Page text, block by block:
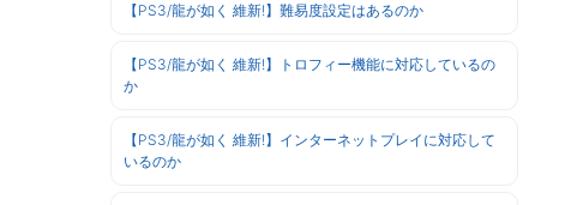
【PS3/龍が如く 維新!】難易度設定はあるのか
【PS3/龍が如く 維新!】トロフィー機能に対応しているの
か
【PS3/龍が如く 維新!】インターネットプレイに対応して
いるのか